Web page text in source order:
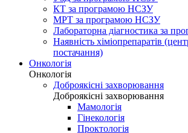
КТ за програмою НСЗУ
МРТ за програмою НСЗУ
Лабораторна діагностика за
Наявність хіміопрепаратів
постачання)
Онкологія
Онкологія
Доброякісні захворювання
Доброякісні захворювання
Мамологія
Гінекологія
Проктологія